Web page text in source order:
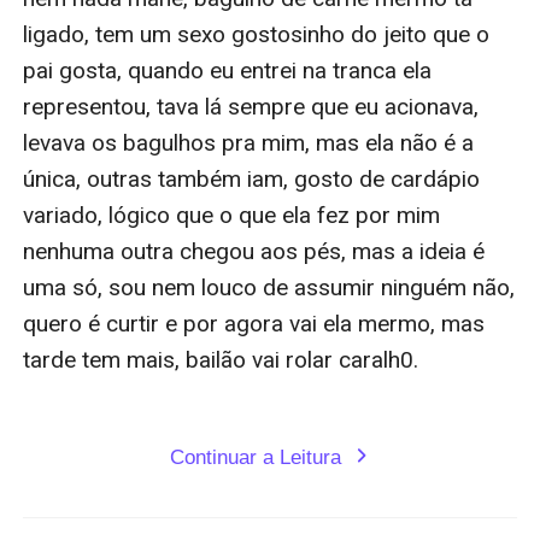
ligado, tem um sexo gostosinho do jeito que o
pai gosta, quando eu entrei na tranca ela
representou, tava lá sempre que eu acionava,
levava os bagulhos pra mim, mas ela não é a
única, outras também iam, gosto de cardápio
variado, lógico que o que ela fez por mim
nenhuma outra chegou aos pés, mas a ideia é
uma só, sou nem louco de assumir ninguém não,
quero é curtir e por agora vai ela mermo, mas
tarde tem mais, bailão vai rolar caralh0.
Continuar a Leitura expand_more